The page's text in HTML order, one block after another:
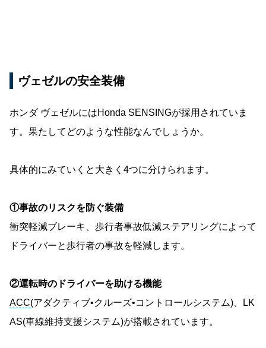
ヴェゼルの安全装備
ホンダ ヴェゼルにはHonda SENSINGが採用されていま
す。果たしてどのような性能なんでしょうか。
具体的にみていくと大きく4つに分けられます。
①事故のリスクを防ぐ装備
衝突軽減ブレーキ、歩行者事故低減ステアリングによって
ドライバーと歩行者の事故を軽減します。
②運転時のドライバーを助ける機能
ACC(アダクティブ•クルーズ•コントロールシステム)、LK
AS(車線維持支援システム)が搭載されています。